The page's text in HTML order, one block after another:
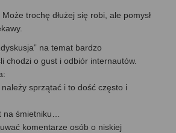
trochę dłużej się robi, ale pomysł
na temat bardzo
chodzi o gust i odbiór internautów.
należy sprzątać i to dość często i
na śmietniku…
komentarze osób o niskiej